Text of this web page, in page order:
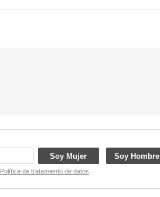
Soy Mujer Soy Hombre
Política de tratamiento de datos